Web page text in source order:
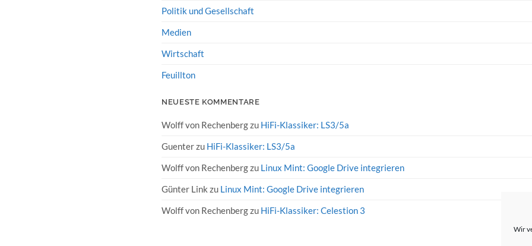
Wir
Politik und Gesellschaft
Medien
Wirtschaft
Feuillton
NEUESTE KOMMENTARE
Wolff von Rechenbergzu HiFi-Klassiker: LS3/5a
Guenterzu HiFi-Klassiker: LS3/5a
Wolff von Rechenbergzu Linux Mint: Google Drive integrieren
Günter Link zu Linux Mint: Google Drive integrieren
Wolff von Rechenbergzu HiFi-Klassiker: Celestion 3